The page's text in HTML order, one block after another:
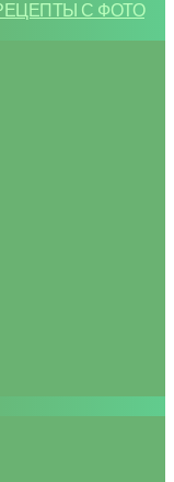
С ФОТО